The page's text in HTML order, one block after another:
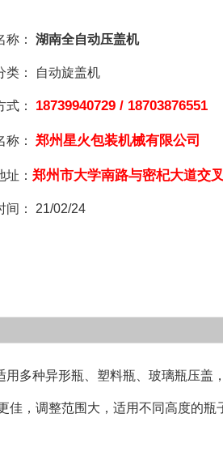
称： 湖南全自动压盖机
类： 自动旋盖机
式： 18739940729 / 18703876551
称： 郑州星火包装机械有限公司
址： 郑州市大学南路与密杞大道交
间： 21/02/24
多种异形瓶、塑料瓶、玻璃瓶压
，调整范围大，适用不同高度的